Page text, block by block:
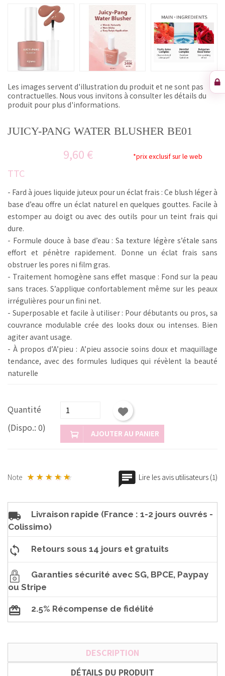
Les images servent d'illustration du produit et ne sont pas
contractuelles. Nous vous invitons à consulter les détails du
produit pour plus d'informations.
JUICY-PANG WATER BLUSHER BE01
9,60 € *prix exclusif sur le web
TTC
- Fard à joues liquide juteux pour un éclat frais : Ce blush léger à
base d’eau offre un éclat naturel en quelques gouttes. Facile à
estomper au doigt ou avec des outils pour un teint frais qui
dure.
- Formule douce à base d’eau : Sa texture légère s’étale sans
effort et pénètre rapidement. Donne un éclat frais sans
obstruer les pores ni film gras.
- Traitement homogène sans effet masque : Fond sur la peau
sans traces. S’applique confortablement même sur les peaux
irrégulières pour un fini net.
- Superposable et facile à utiliser : Pour débutants ou pros, sa
couvrance modulable crée des looks doux ou intenses. Bien
agiter avant usage.
- À propos d’A’pieu : A’pieu associe soins doux et maquillage
tendance, avec des formules ludiques qui révèlent la beauté
naturelle
Quantité
(Dispo.: 0)
AJOUTER AU PANIER
Note Lire les avis utilisateurs (1)
Livraison rapide (France : 1-2 jours ouvrés -
Colissimo)
Retours sous 14 jours et gratuits
Garanties sécurité avec SG, BPCE, Paypay
ou Stripe
2.5% Récompense de fidélité
DESCRIPTION
DÉTAILS DU PRODUIT